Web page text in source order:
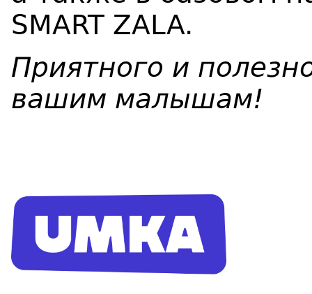
SMART ZALA.
Приятного и
вашим малышам!